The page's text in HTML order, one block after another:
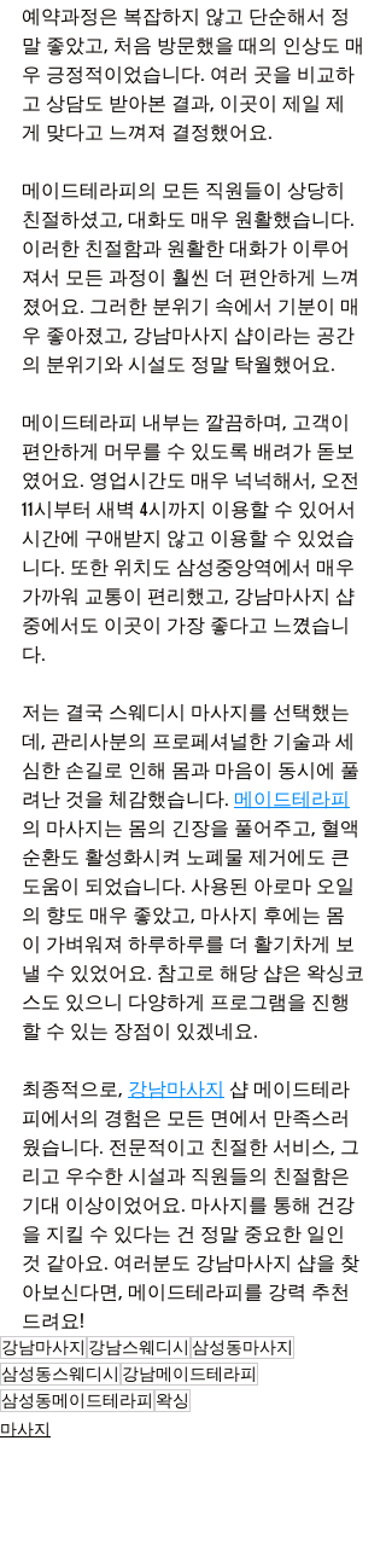
예약과정은 복잡하지 않고 단순해서 정
말 좋았고, 처음 방문했을 때의 인상도 매
우 긍정적이었습니다. 여러 곳을 비교하
고 상담도 받아본 결과, 이곳이 제일 제
게 맞다고 느껴져 결정했어요.
메이드테라피의 모든 직원들이 상당히
친절하셨고, 대화도 매우 원활했습니다.
이러한 친절함과 원활한 대화가 이루어
져서 모든 과정이 훨씬 더 편안하게 느껴
졌어요. 그러한 분위기 속에서 기분이 매
우 좋아졌고, 강남마사지 샵이라는 공간
의 분위기와 시설도 정말 탁월했어요.
메이드테라피 내부는 깔끔하며, 고객이
편안하게 머무를 수 있도록 배려가 돋보
였어요. 영업시간도 매우 넉넉해서, 오전
11시부터 새벽 4시까지 이용할 수 있어서
시간에 구애받지 않고 이용할 수 있었습
니다. 또한 위치도 삼성중앙역에서 매우
가까워 교통이 편리했고, 강남마사지 샵
중에서도 이곳이 가장 좋다고 느꼈습니
다.
저는 결국 스웨디시 마사지를 선택했는
데, 관리사분의 프로페셔널한 기술과 세
심한 손길로 인해 몸과 마음이 동시에 풀
려난 것을 체감했습니다. 메이드테라피
의 마사지는 몸의 긴장을 풀어주고, 혈액
순환도 활성화시켜 노폐물 제거에도 큰
도움이 되었습니다. 사용된 아로마 오일
의 향도 매우 좋았고, 마사지 후에는 몸
이 가벼워져 하루하루를 더 활기차게 보
낼 수 있었어요. 참고로 해당 샵은 왁싱코
스도 있으니 다양하게 프로그램을 진행
할 수 있는 장점이 있겠네요.
최종적으로, 강남마사지 샵 메이드테라
피에서의 경험은 모든 면에서 만족스러
웠습니다. 전문적이고 친절한 서비스, 그
리고 우수한 시설과 직원들의 친절함은
기대 이상이었어요. 마사지를 통해 건강
을 지킬 수 있다는 건 정말 중요한 일인
것 같아요. 여러분도 강남마사지 샵을 찾
아보신다면, 메이드테라피를 강력 추천
드려요!
강남마사지 강남스웨디시 삼성동마사지
삼성동스웨디시 강남메이드테라피
삼성동메이드테라피 왁싱
마사지